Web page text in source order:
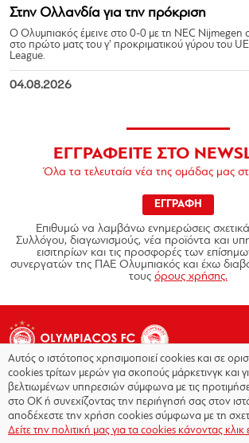
Στην Ολλανδία για την πρόκριση
Ο Ολυμπιακός έμεινε στο 0-0 με τη NEC Nijmegen
στο πρώτο ματς του γ’ προκριματικού γύρου του
League.
04.08.2026
ΕΓΓΡΑΦΕΙΤΕ ΣΤΟ
Όλα τα τελευταία νέα της ομάδας μας
ΕΓΓΡΑΦΗ
Επιθυμώ να λαμβάνω ενημερώσεις
Συλλόγου, διαγωνισμούς, νέα προϊόντα και
εισιτηρίων και τις προσφορές των
συνεργατών της ΠΑΕ Ολυμπιακός και έχω
τους όρους χρήσης.
Copyright © 2026 - Olympiacos.org
Όροι χρήσης|Πολιτική Απορρήτου|Πολιτική
Αυτός ο ιστότοπος χρησιμοποιεί cookies και σε
cookies τρίτων μερών για σκοπούς μάρκετινγκ και
βελτιωμένων υπηρεσιών σύμφωνα με τις
στο OK ή συνεχίζοντας την περιήγησή σας στον
αποδέχεστε την χρήση cookies σύμφωνα με τη
Δείτε την πολιτική μας για τα cookies κάνοντας